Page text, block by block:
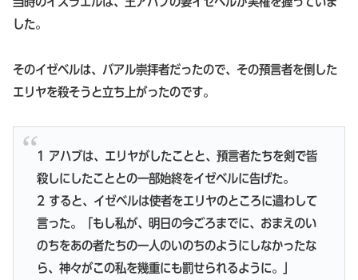
した。
そのイゼベルは、バアル崇拝者だったので、その預言者を倒した
エリヤを殺そうと立ち上がったのです。
1 アハブは、エリヤがしたことと、預言者たちを剣で皆
殺しにしたこととの一部始終をイゼベルに告げた。
2 すると、イゼベルは使者をエリヤのところに遣わして
言った。「もし私が、明日の今ごろまでに、おまえのい
のちをあの者たちの一人のいのちのようにしなかったな
ら、神々がこの私を幾重にも罰せられるように。」